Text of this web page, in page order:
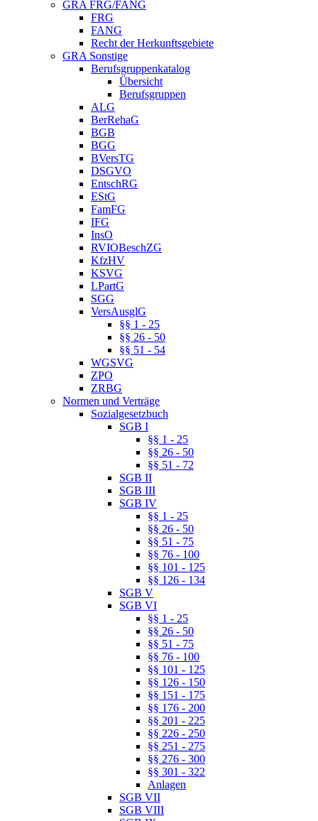
GRA FRG/FANG
FRG
FANG
Recht der Herkunftsgebiete
GRA Sonstige
Berufsgruppenkatalog
Übersicht
Berufsgruppen
ALG
BerRehaG
BGB
BGG
BVersTG
DSGVO
EntschRG
EStG
FamFG
IFG
InsO
RVIOBeschZG
KfzHV
KSVG
LPartG
SGG
VersAusglG
§§ 1 - 25
§§ 26 - 50
§§ 51 - 54
WGSVG
ZPO
ZRBG
Normen und Verträge
Sozialgesetzbuch
SGB I
§§ 1 - 25
§§ 26 - 50
§§ 51 - 72
SGB II
SGB III
SGB IV
§§ 1 - 25
§§ 26 - 50
§§ 51 - 75
§§ 76 - 100
§§ 101 - 125
§§ 126 - 134
SGB V
SGB VI
§§ 1 - 25
§§ 26 - 50
§§ 51 - 75
§§ 76 - 100
§§ 101 - 125
§§ 126 - 150
§§ 151 - 175
§§ 176 - 200
§§ 201 - 225
§§ 226 - 250
§§ 251 - 275
§§ 276 - 300
§§ 301 - 322
Anlagen
SGB VII
SGB VIII